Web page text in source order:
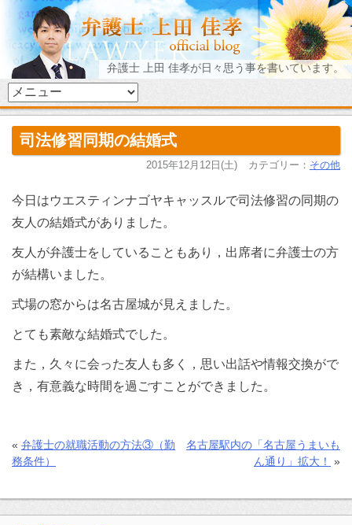
弁護士 上田 佳孝が日々思う事を書いています。
司法修習同期の結婚式
2015年12月12日(土) カテゴリー： その他
今日はウエスティンナゴヤキャッスルで司法修習の同期の
友人の結婚式がありました。
友人が弁護士をしていることもあり，出席者に弁護士の方
が結構いました。
式場の窓からは名古屋城が見えました。
とても素敵な結婚式でした。
また，久々に会った友人も多く，思い出話や情報交換がで
き，有意義な時間を過ごすことができました。
« 弁護士の就職活動の方法③（勤
務条件）
名古屋駅内の「名古屋うまいも
ん通り」拡大！
»